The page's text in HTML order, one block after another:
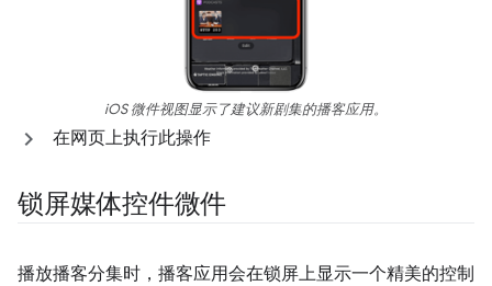
iOS 微件视图显示了建议新剧集的播客应用。
在网页上执行此操作
锁屏媒体控件微件
播放播客分集时，播客应用会在锁屏上显示一个精美的控制